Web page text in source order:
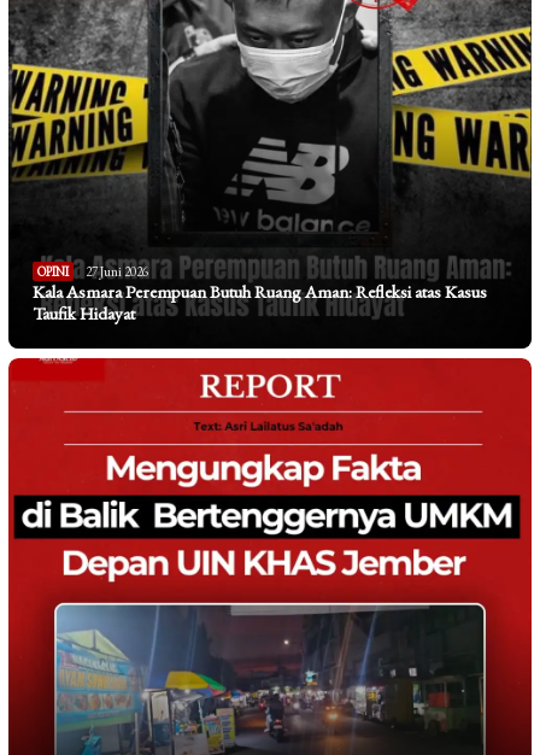
OPINI 27 Juni 2026
Kala Asmara Perempuan Butuh Ruang Aman: Refleksi atas Kasus
Taufik Hidayat